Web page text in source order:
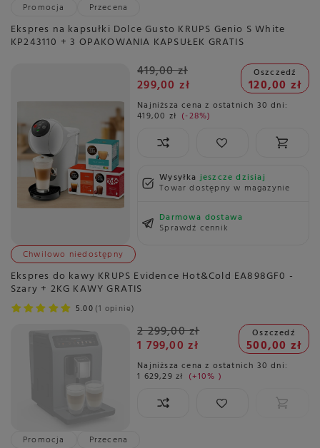
Promocja
Przecena
Ekspres na kapsułki Dolce Gusto KRUPS Genio S White
KP243110 + 3 OPAKOWANIA KAPSUŁEK GRATIS
419,00 zł
299,00 zł
Oszczedź
120,00 zł
Najniższa cena z ostatnich 30 dni:
419,00 zł -28%
Wysyłkajeszcze dzisiaj
Towar dostępny w magazynie
Darmowa dostawa
Sprawdź cennik
Chwilowo niedostępny
Ekspres do kawy KRUPS Evidence Hot&Cold EA898GF0 -
Szary + 2KG KAWY GRATIS
5.00 1 opinie
2 299,00 zł
1 799,00 zł
Oszczedź
500,00 zł
Najniższa cena z ostatnich 30 dni:
1 629,29 zł +10%
Promocja Przecena